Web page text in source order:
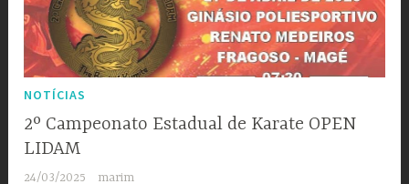
NOTÍCIAS
2º Campeonato Estadual de Karate OPEN
LIDAM
24/03/2025 marim